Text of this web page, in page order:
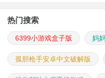
热门搜索
6399小游戏盒子版 妈
孤胆枪手安卓中文破解版